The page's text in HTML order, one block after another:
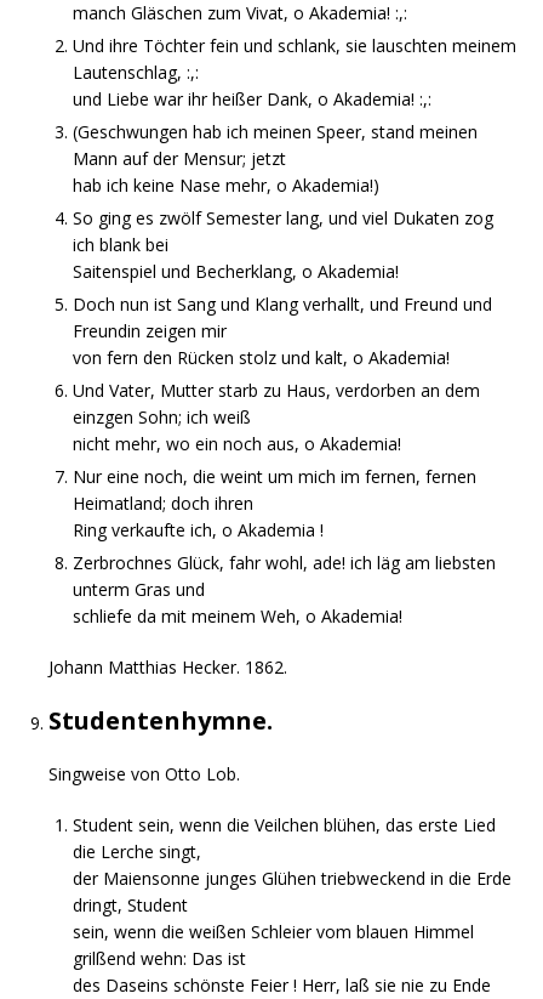
manch Gläschen zum Vivat, o Akademia! :,:
Und ihre Töchter fein und schlank, sie lauschten meinem
Lautenschlag, :,:
und Liebe war ihr heißer Dank, o Akademia! :,:
(Geschwungen hab ich meinen Speer, stand meinen
Mann auf der Mensur; jetzt
hab ich keine Nase mehr, o Akademia!)
So ging es zwölf Semester lang, und viel Dukaten zog
ich blank bei
Saitenspiel und Becherklang, o Akademia!
Doch nun ist Sang und Klang verhallt, und Freund und
Freundin zeigen mir
von fern den Rücken stolz und kalt, o Akademia!
Und Vater, Mutter starb zu Haus, verdorben an dem
einzgen Sohn; ich weiß
nicht mehr, wo ein noch aus, o Akademia!
Nur eine noch, die weint um mich im fernen, fernen
Heimatland; doch ihren
Ring verkaufte ich, o Akademia !
Zerbrochnes Glück, fahr wohl, ade! ich läg am liebsten
unterm Gras und
schliefe da mit meinem Weh, o Akademia!
Johann Matthias Hecker. 1862.
Studentenhymne.
Singweise von Otto Lob.
Student sein, wenn die Veilchen blühen, das erste Lied
die Lerche singt,
der Maiensonne junges Glühen triebweckend in die Erde
dringt, Student
sein, wenn die weißen Schleier vom blauen Himmel
grilßend wehn: Das ist
des Daseins schönste Feier ! Herr, laß sie nie zu Ende